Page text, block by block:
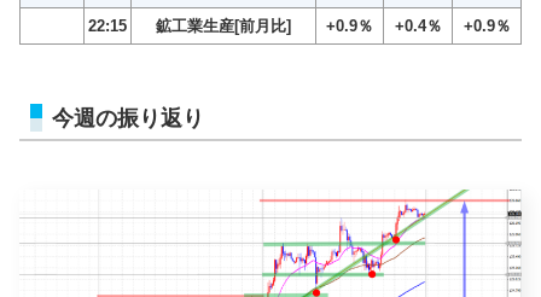
22:15
鉱工業生産[前月比] +0.9％ +0.4％ +0.9％
今週の振り返り